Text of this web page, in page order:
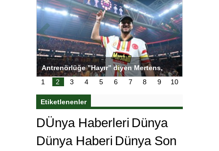
Salihli Sporcuları Kuraş’ta Gururlandırdı
1 2 3 4 5 6 7 8 9 10
Etiketlenenler
DÜnya Haberleri Dünya
Dünya Haberi Dünya Son